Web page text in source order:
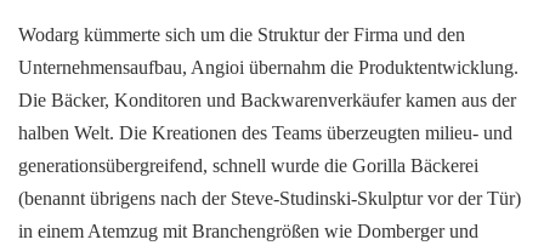
Wodarg kümmerte sich um die Struktur der Firma und den
Unternehmensaufbau, Angioi übernahm die Produktentwicklung.
Die Bäcker, Konditoren und Backwarenverkäufer kamen aus der
halben Welt. Die Kreationen des Teams überzeugten milieu- und
generationsübergreifend, schnell wurde die Gorilla Bäckerei
(benannt übrigens nach der Steve-Studinski-Skulptur vor der Tür)
in einem Atemzug mit Branchengrößen wie Domberger und